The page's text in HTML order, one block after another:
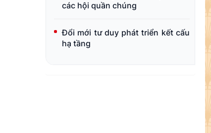
các hội quần chúng
Đổi mới tư duy phát triển kết cấu
hạ tầng